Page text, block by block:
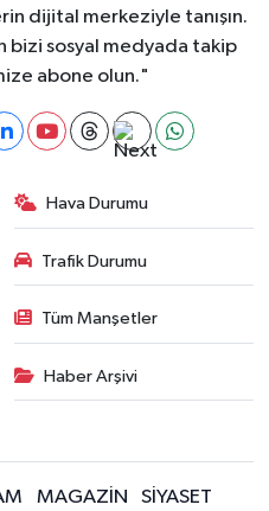
dijital merkeziyle tanışın.
bizi sosyal medyada takip
abone olun."
Hava Durumu
Trafik Durumu
Tüm Manşetler
Haber Arşivi
MAGAZİN SİYASET